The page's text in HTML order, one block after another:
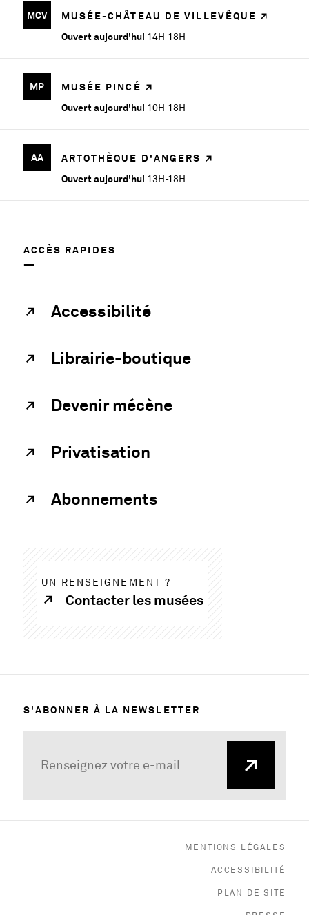
MCV
MUSÉE-CHÂTEAU DE VILLEVÊQUE
Ouvert aujourd'hui 14H-18H
MP
MUSÉE PINCÉ
Ouvert aujourd'hui 10H-18H
AA
ARTOTHÈQUE D'ANGERS
Ouvert aujourd'hui 13H-18H
ACCÈS RAPIDES
Accessibilité
Librairie-boutique
Devenir mécène
Privatisation
Abonnements
UN RENSEIGNEMENT ?
Contacter les musées
S'ABONNER À LA NEWSLETTER
MENTIONS LÉGALES
ACCESSIBILITÉ
PLAN DE SITE